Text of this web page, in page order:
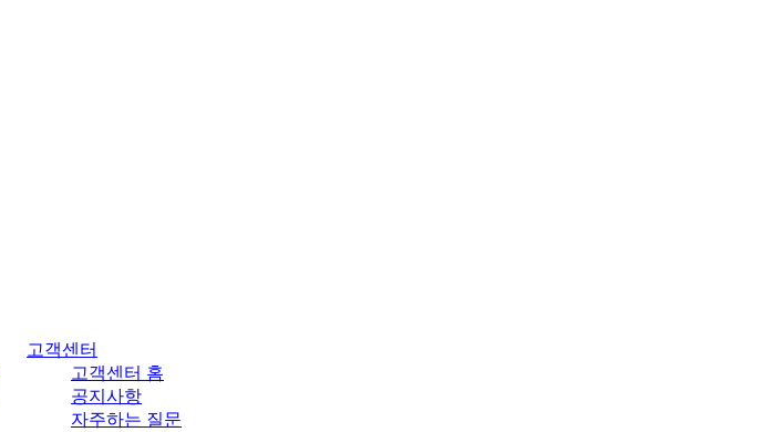
고객센터
고객센터 홈
공지사항
자주하는 질문